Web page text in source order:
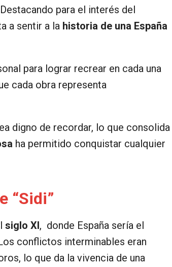
para el interés del
a sentir a la historia de una España
para lograr recrear en cada una
cada obra representa
digno de recordar, lo que consolida
ha permitido conquistar cualquier
“Sidi”
siglo XI, donde España sería el
conflictos interminables eran
lo que da la vivencia de una